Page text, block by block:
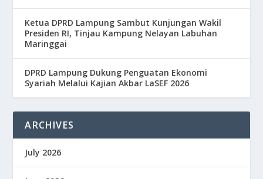
Ketua DPRD Lampung Sambut Kunjungan Wakil
Presiden RI, Tinjau Kampung Nelayan Labuhan
Maringgai
DPRD Lampung Dukung Penguatan Ekonomi
Syariah Melalui Kajian Akbar LaSEF 2026
ARCHIVES
July 2026